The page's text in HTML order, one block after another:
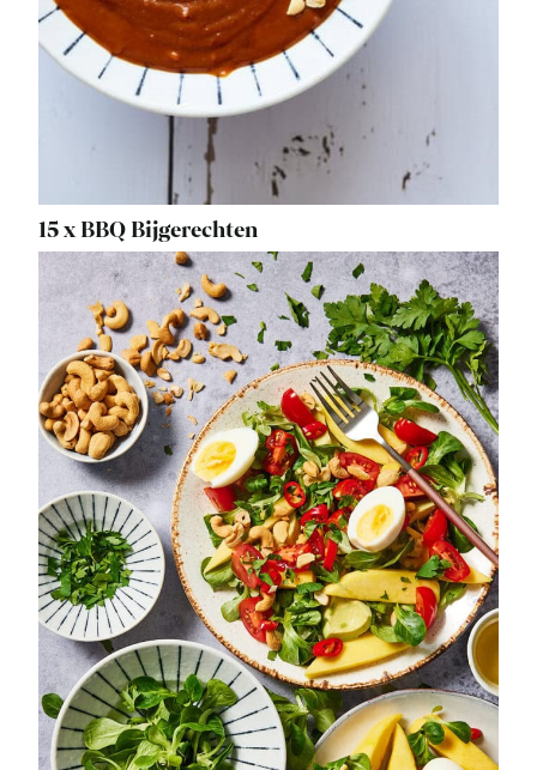
15 x BBQ Bijgerechten